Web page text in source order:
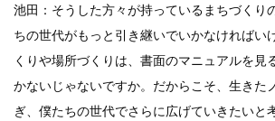
池田：そうした方々が持っているまちづくり
ちの世代がもっと引き継いでいかなければい
くりや場所づくりは、書面のマニュアルを見
かないじゃないですか。だからこそ、生きた
ぎ、僕たちの世代でさらに広げていきたいと